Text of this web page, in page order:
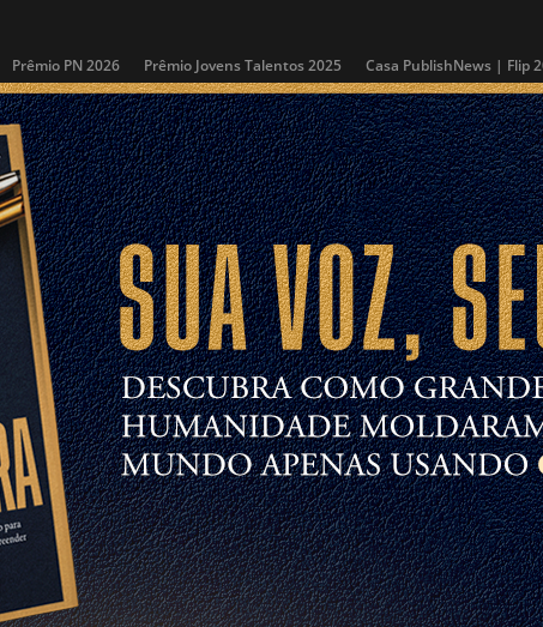
Prêmio PN 2026 Prêmio Jovens Talentos 2025 Casa PublishNews | Flip